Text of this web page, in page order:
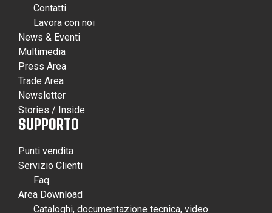
Contatti
Lavora con noi
News & Eventi
Multimedia
Press Area
Trade Area
Newsletter
Stories / Inside
SUPPORTO
Punti vendita
Servizio Clienti
Faq
Area Download
Cataloghi, documentazione tecnica, video